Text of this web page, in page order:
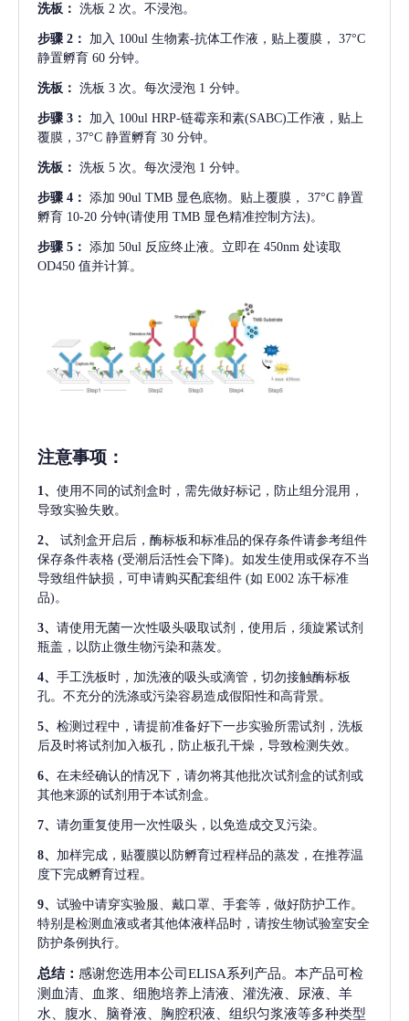
洗板： 洗板 2 次。不浸泡。
步骤 2： 加入 100ul 生物素-抗体工作液，贴上覆膜， 37°C
静置孵育 60 分钟。
洗板： 洗板 3 次。每次浸泡 1 分钟。
步骤 3： 加入 100ul HRP-链霉亲和素(SABC)工作液，贴上
覆膜，37°C 静置孵育 30 分钟。
洗板： 洗板 5 次。每次浸泡 1 分钟。
步骤 4： 添加 90ul TMB 显色底物。贴上覆膜， 37°C 静置
孵育 10-20 分钟(请使用 TMB 显色精准控制方法)。
步骤 5： 添加 50ul 反应终止液。立即在 450nm 处读取
OD450 值并计算。
注意事项 ：
1、 使用不同的试剂盒时，需先做好标记，防止组分混用，
导致实验失败。
2、
试剂盒开启后，酶标板和标准品的保存条件请参考组件
保存条件表格 (受潮后活性会下降)。如发生使用或保存不当
导致组件缺损，可申请购买配套组件 (如 E002 冻干标准
品)。
3、 请使用无菌一次性吸头吸取试剂，使用后，须旋紧试剂
瓶盖，以防止微生物污染和蒸发。
4、 手工洗板时，加洗液的吸头或滴管，切勿接触酶标板
孔。不充分的洗涤或污染容易造成假阳性和高背景。
5、 检测过程中，请提前准备好下一步实验所需试剂，洗板
后及时将试剂加入板孔，防止板孔干燥，导致检测失效。
6、 在未经确认的情况下，请勿将其他批次试剂盒的试剂或
其他来源的试剂用于本试剂盒。
7、 请勿重复使用一次性吸头，以免造成交叉污染。
8、 加样完成，贴覆膜以防孵育过程样品的蒸发，在推荐温
度下完成孵育过程。
9、 试验中请穿实验服、戴口罩、手套等，做好防护工作。
特别是检测血液或者其他体液样品时，请按生物试验室安全
防护条例执行。
总结： 感谢您选用本公司ELISA系列产品。本产品可检
测血清、血浆、细胞培养上清液、灌洗液、尿液、羊
水、腹水、脑脊液、胸腔积液、组织匀浆液等多种类型